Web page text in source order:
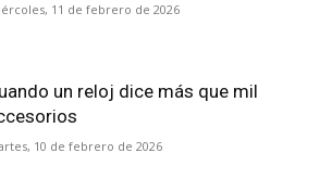
11 de febrero de 2026
un reloj dice más que mil
10 de febrero de 2026